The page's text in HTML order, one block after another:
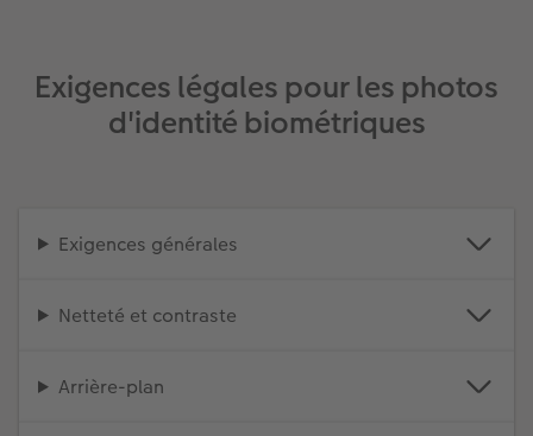
Exigences légales pour les photos
d'identité biométriques
Exigences générales
Netteté et contraste
Arrière-plan